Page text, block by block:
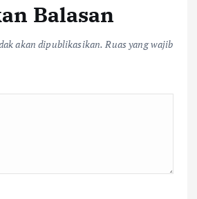
Balasan
akan dipublikasikan. Ruas yang wajib